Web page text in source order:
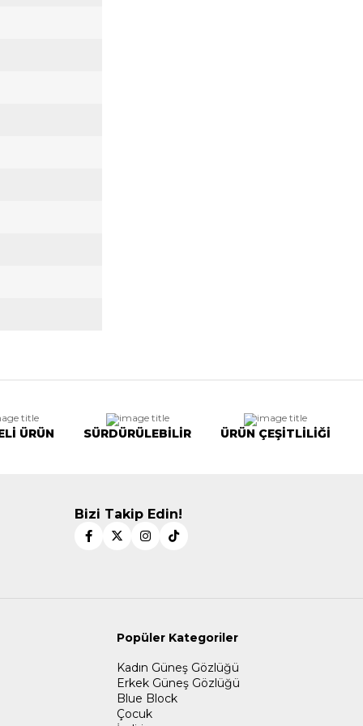
ÜRÜN SÜRDÜRÜLEBİLİR ÜRÜN ÇEŞİTLİLİĞİ
Bizi Takip Edin!
Popüler Kategoriler
Kadın Güneş Gözlüğü
Erkek Güneş Gözlüğü
Blue Block
Çocuk